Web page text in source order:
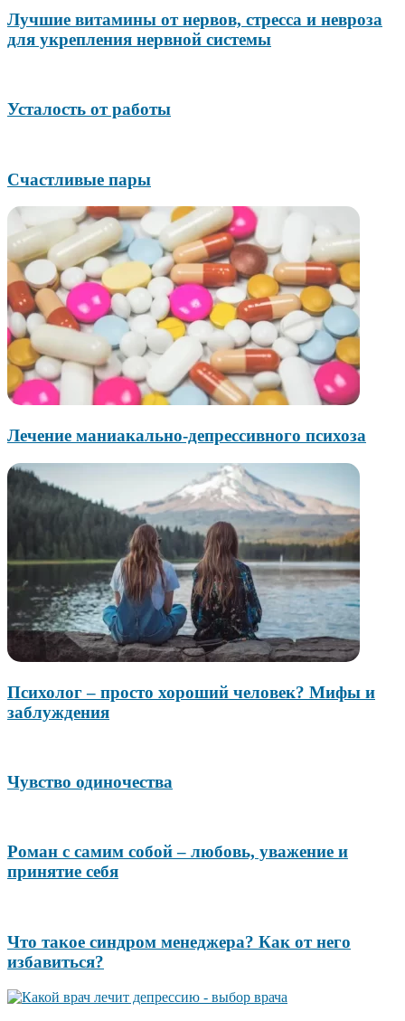
Лучшие витамины от нервов, стресса и невроза
для укрепления нервной системы
Усталость от работы
Счастливые пары
Лечение маниакально-депрессивного психоза
Психолог – просто хороший человек? Мифы и
заблуждения
Чувство одиночества
Роман с самим собой – любовь, уважение и
принятие себя
Что такое синдром менеджера? Как от него
избавиться?